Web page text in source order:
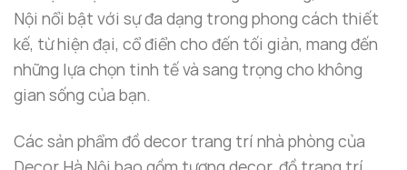
Nội nổi bật với sự đa dạng trong phong cách thiết
kế, từ hiện đại, cổ điển cho đến tối giản, mang đến
những lựa chọn tinh tế và sang trọng cho không
gian sống của bạn.
Các sản phẩm đồ decor trang trí nhà phòng của